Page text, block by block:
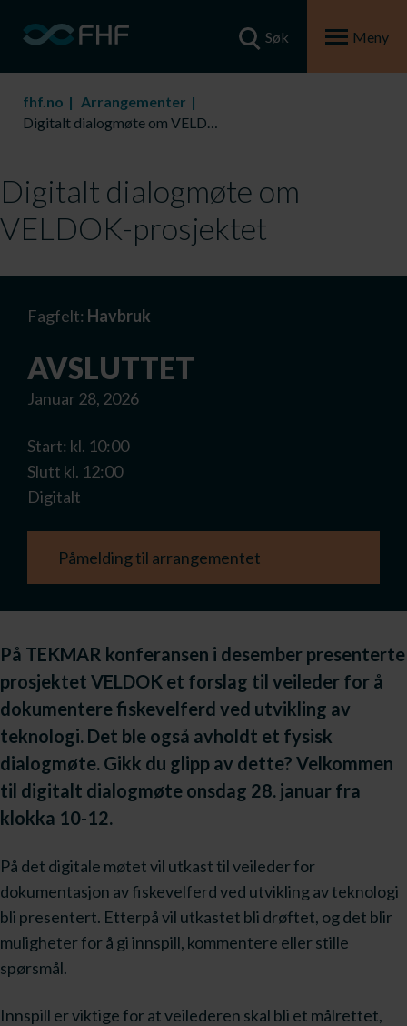
Søk Meny
fhf.no
Arrangementer
Digitalt dialogmøte om VELDOK-prosjektet
Digitalt dialogmøte om
VELDOK-prosjektet
Fagfelt: Havbruk
AVSLUTTET
Januar 28, 2026
Start: kl. 10:00
Slutt kl. 12:00
Digitalt
Påmelding til arrangementet
På TEKMAR konferansen i desember presenterte
prosjektet VELDOK et forslag til veileder for å
dokumentere fiskevelferd ved utvikling av
teknologi. Det ble også avholdt et fysisk
dialogmøte. Gikk du glipp av dette? Velkommen
til digitalt dialogmøte onsdag 28. januar fra
klokka 10-12.
På det digitale møtet vil utkast til veileder for
dokumentasjon av fiskevelferd ved utvikling av teknologi
bli presentert. Etterpå vil utkastet bli drøftet, og det blir
muligheter for å gi innspill, kommentere eller stille
spørsmål.
Innspill er viktige for at veilederen skal bli et målrettet,